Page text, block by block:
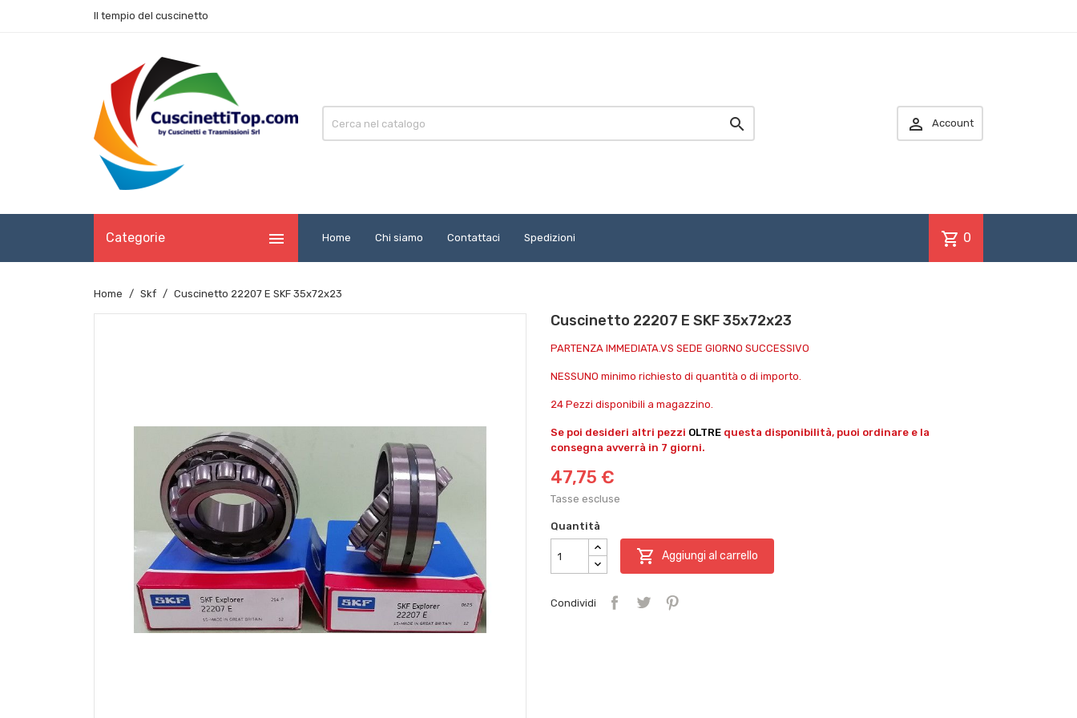
Il tempio del cuscinetto
  Account
Categorie  Home Chi siamo Contattaci Spedizioni shopping_cart 0
Home Skf Cuscinetto 22207 E SKF 35x72x23
Cuscinetto 22207 E SKF 35x72x23
PARTENZA IMMEDIATA.VS SEDE GIORNO SUCCESSIVO
NESSUNO minimo richiesto di quantità o di importo.
24 Pezzi disponibili a magazzino.
Se poi desideri altri pezzi OLTRE questa disponibilità, puoi ordinare e la
consegna avverrà in 7 giorni.
47,75 €
Tasse escluse
Quantità
 Aggiungi al carrello
Condividi